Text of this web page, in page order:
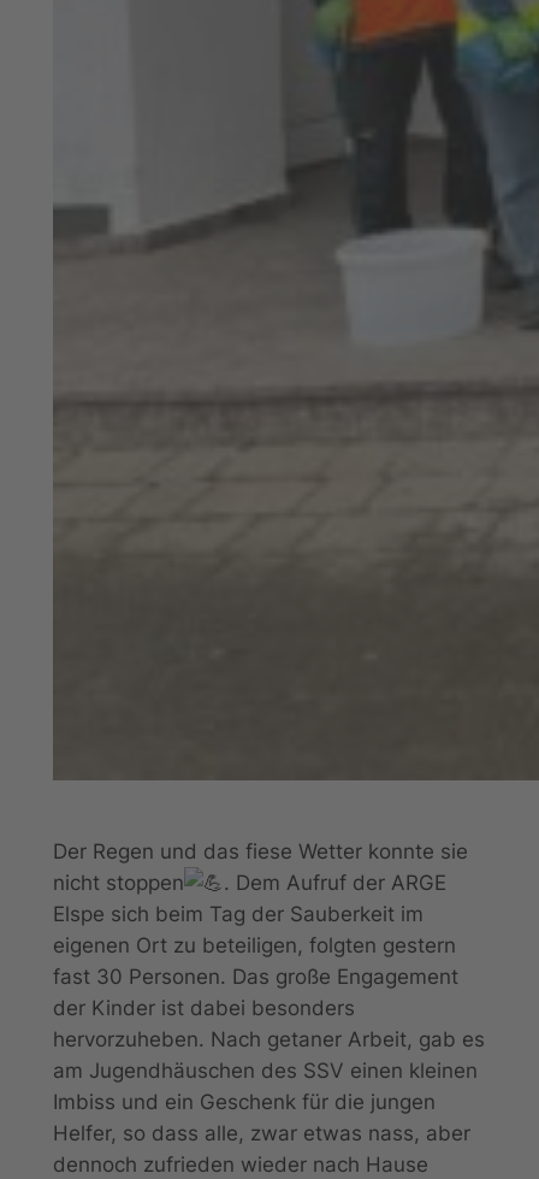
Der Regen und das fiese Wetter konnte sie
nicht stoppen
. Dem Aufruf der ARGE
Elspe sich beim Tag der Sauberkeit im
eigenen Ort zu beteiligen, folgten gestern
fast 30 Personen. Das große Engagement
der Kinder ist dabei besonders
hervorzuheben. Nach getaner Arbeit, gab es
am Jugendhäuschen des SSV einen kleinen
Imbiss und ein Geschenk für die jungen
Helfer, so dass alle, zwar etwas nass, aber
dennoch zufrieden wieder nach Hause